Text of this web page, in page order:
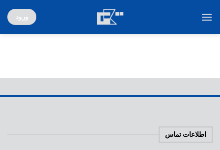
ورود
اطلاعات تماس